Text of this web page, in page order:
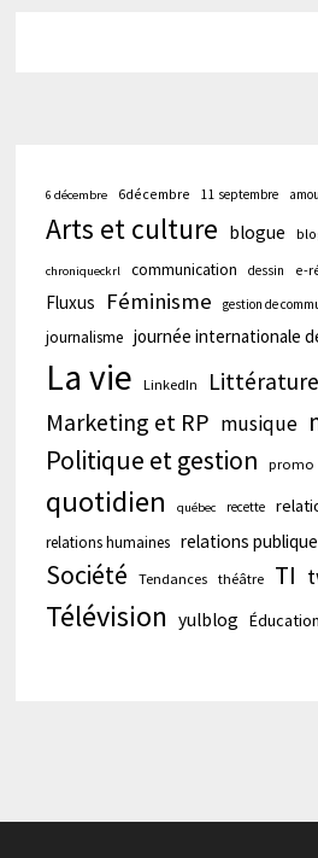
6 décembre 6décembre 11 septembre
Arts et culture blogue
chroniqueckrl communication dessin e-
Fluxus Féminisme gestion de
journalisme journée internationale
La vie LinkedIn Littérature
Marketing et RP musique
Politique et gestion
promo
quotidien québec recette
relations humaines relations
Société Tendances théâtre TI
Télévision yulblog Éducation